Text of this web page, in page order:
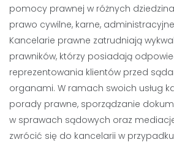
pomocy prawnej w różnych
prawo cywilne, karne,
Kancelarie prawne zatrudniają
prawników, którzy posiadają
reprezentowania klientów przed
organami. W ramach swoich usług
porady prawne, sporządzanie
w sprawach sądowych oraz
zwrócić się do kancelarii w